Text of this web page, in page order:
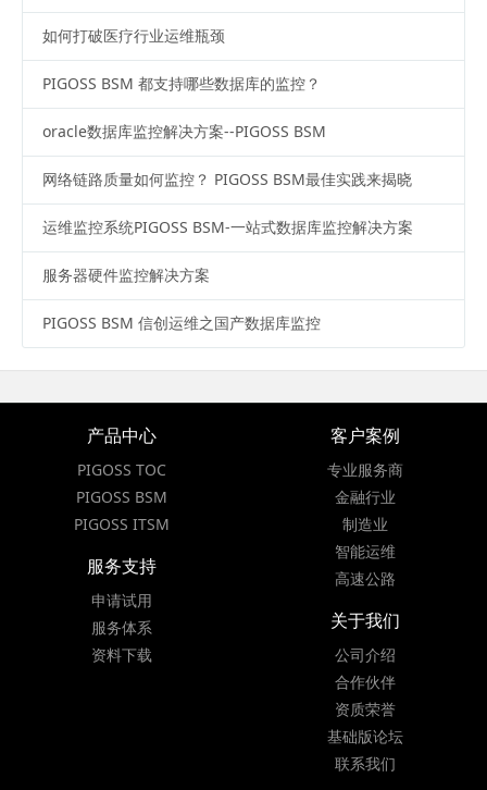
如何打破医疗行业运维瓶颈
PIGOSS BSM 都支持哪些数据库的监控？
oracle数据库监控解决方案--PIGOSS BSM
网络链路质量如何监控？ PIGOSS BSM最佳实践来揭晓
运维监控系统PIGOSS BSM-一站式数据库监控解决方案
服务器硬件监控解决方案
PIGOSS BSM 信创运维之国产数据库监控
产品中心
PIGOSS TOC
PIGOSS BSM
PIGOSS ITSM
客户案例
专业服务商
金融行业
制造业
智能运维
高速公路
服务支持
申请试用
服务体系
资料下载
关于我们
公司介绍
合作伙伴
资质荣誉
基础版论坛
联系我们